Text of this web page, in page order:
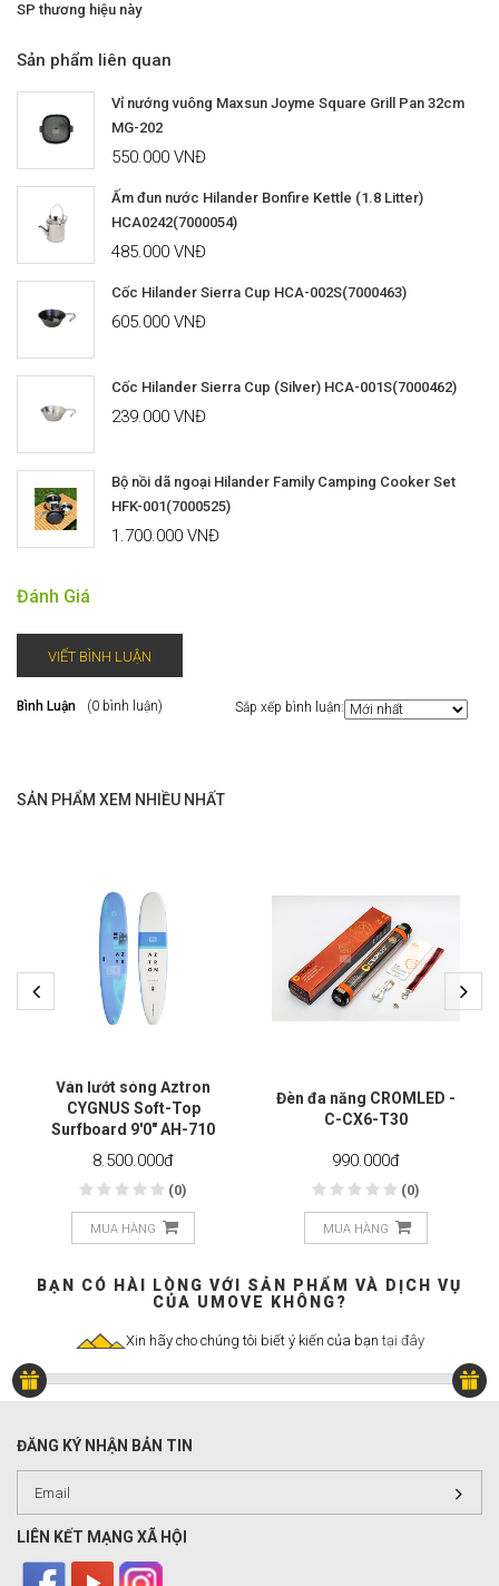
SP thương hiệu này
Sản phẩm liên quan
Vỉ nướng vuông Maxsun Joyme Square Grill Pan 32cm
MG-202
550.000 VNĐ
Ấm đun nước Hilander Bonfire Kettle (1.8 Litter)
HCA0242(7000054)
485.000 VNĐ
Cốc Hilander Sierra Cup HCA-002S(7000463)
605.000 VNĐ
Cốc Hilander Sierra Cup (Silver) HCA-001S(7000462)
239.000 VNĐ
Bộ nồi dã ngoại Hilander Family Camping Cooker Set
HFK-001(7000525)
1.700.000 VNĐ
Đánh Giá
VIẾT BÌNH LUẬN
Bình Luận (0 bình luận) Sắp xếp bình luận:
SẢN PHẨM XEM NHIỀU NHẤT
Ván lướt sóng Aztron
CYGNUS Soft-Top
Surfboard 9'0" AH-710
8.500.000đ
(0)
MUA HÀNG
Đèn đa năng CROMLED -
C-CX6-T30
990.000đ
(0)
MUA HÀNG
BẠN CÓ HÀI LÒNG VỚI SẢN PHẨM VÀ DỊCH VỤ
CỦA UMOVE KHÔNG?
Xin hãy cho chúng tôi biết ý kiến của bạn tại đây
ĐĂNG KÝ NHẬN BẢN TIN
LIÊN KẾT MẠNG XÃ HỘI